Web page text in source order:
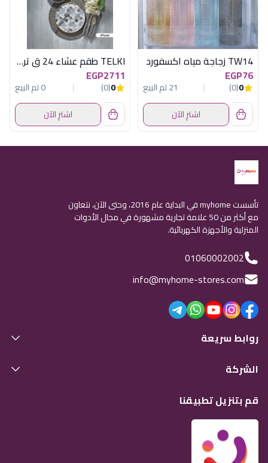
TW14 زجاجة مياه اكسفورد
EGP76
0
(0)
21 تم البيع
اشترِ الآن
TELKI طقم عشاء 24 ق تركى لامع
EGP2711
0
(0)
0 تم البيع
اشترِ الآن
تأسست myhome في البداية عام 2016، وحتى الآن، نتعاون
مع أكثر من 50 علامة تجارية مشهورة في مجال الأدوات
المنزلية والأجهزة الكهربائية.
01060002002
info@myhome-stores.com
روابط سريعة
الشركة
قم بتنزيل تطبيقنا